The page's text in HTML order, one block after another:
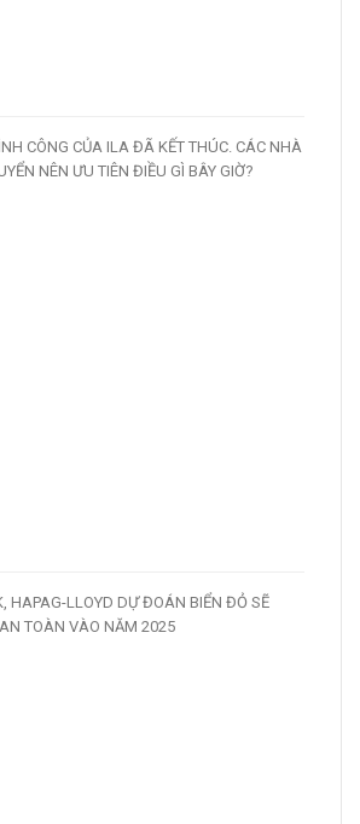
CÔNG CỦA ILA ĐÃ KẾT THÚC. CÁC NHÀ
NÊN ƯU TIÊN ĐIỀU GÌ BÂY GIỜ?
HAPAG-LLOYD DỰ ĐOÁN BIỂN ĐỎ SẼ
TOÀN VÀO NĂM 2025